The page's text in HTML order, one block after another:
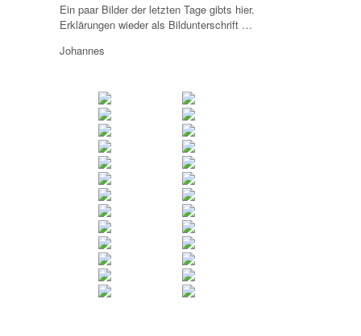
Ein paar Bilder der letzten Tage gibts hier.
Erklärungen wieder als Bildunterschrift …
Johannes